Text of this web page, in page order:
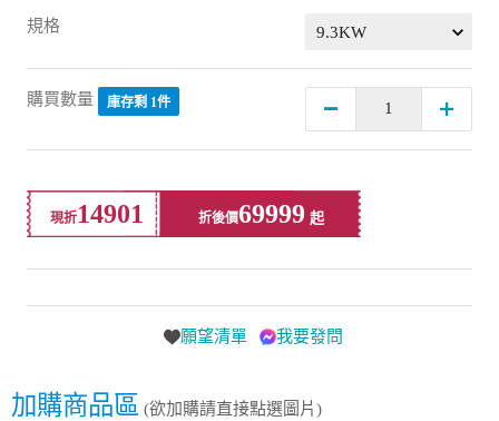
規格
購買數量 庫存剩 1件
現折14901 折後價69999
願望清單 我要發問
加購商品區 (欲加購請直接點選圖片)